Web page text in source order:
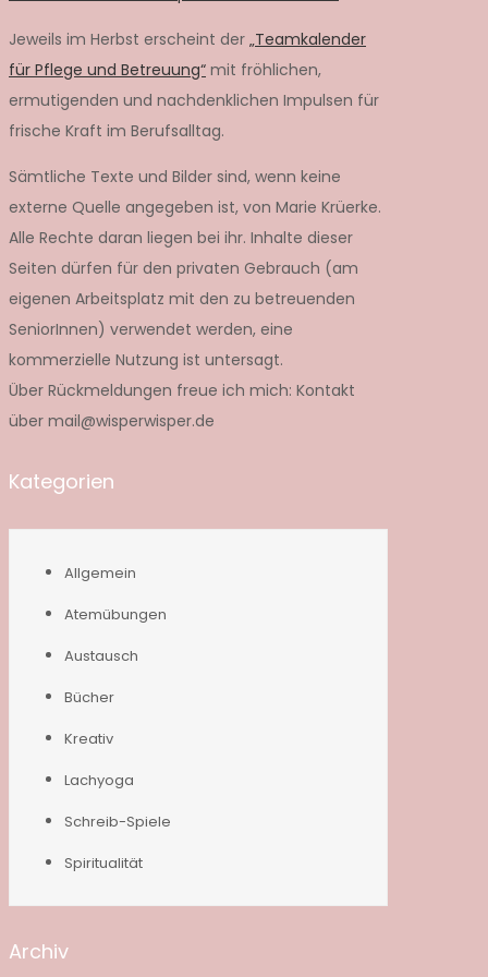
Jeweils im Herbst erscheint der „Teamkalender
für Pflege und Betreuung“ mit fröhlichen,
ermutigenden und nachdenklichen Impulsen für
frische Kraft im Berufsalltag.
Sämtliche Texte und Bilder sind, wenn keine
externe Quelle angegeben ist, von Marie Krüerke.
Alle Rechte daran liegen bei ihr. Inhalte dieser
Seiten dürfen für den privaten Gebrauch (am
eigenen Arbeitsplatz mit den zu betreuenden
SeniorInnen) verwendet werden, eine
kommerzielle Nutzung ist untersagt.
Über Rückmeldungen freue ich mich: Kontakt
über mail@wisperwisper.de
Kategorien
Allgemein
Atemübungen
Austausch
Bücher
Kreativ
Lachyoga
Schreib-Spiele
Spiritualität
Archiv